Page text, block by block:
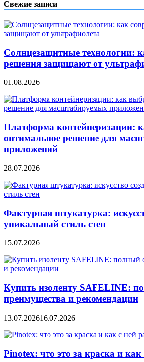
Свежие записи
Солнцезащитные технологии:
решения защищают от
01.08.2026
Платформа контейнеризации:
оптимальное решение для
приложений
28.07.2026
Фактурная штукатурка:
уникальный стиль стен
15.07.2026
Купить изоленту SAFELINE:
преимущества и рекомендации
13.07.202616.07.2026
Pinotex: что это за краска и как